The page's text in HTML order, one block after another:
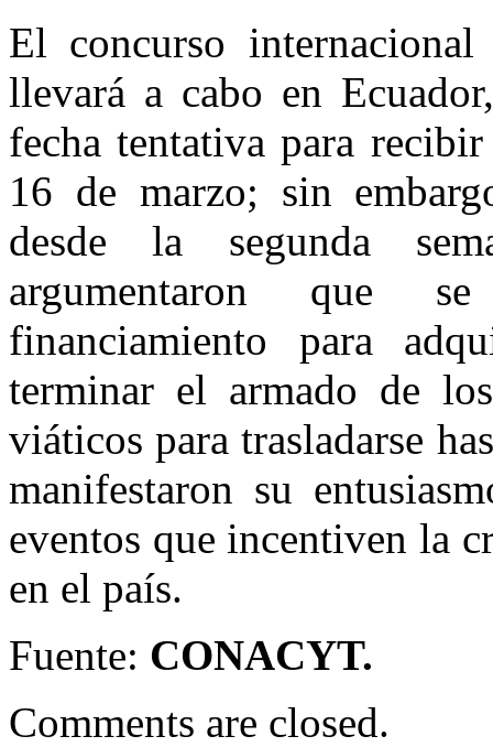
El concurso
llevará a cabo en
fecha tentativa para
16 de marzo; sin
desde la segunda
argumentaron que
financiamiento para
terminar el armado de
viáticos para trasladarse
manifestaron su
eventos que incentiven la
en el país.
Fuente: CONACYT.
Comments are closed.